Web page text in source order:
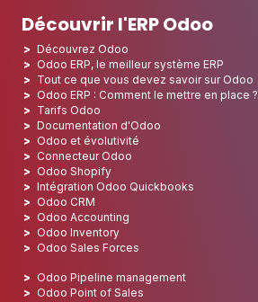
Découvrir l'ERP Odoo
Découvrez Odoo
Odoo ERP, le meilleur système ERP
Tout ce que vous devez savoir sur Odoo
Odoo ERP : Comment le mettre en place ?
Tarifs Odoo
Documentation d'Odoo
Odoo et évolutivité
Connecteur Odoo
Odoo Shopify
Intégration Odoo Quickbooks
Odoo CRM
Odoo Accounting
Odoo Inventory
Odoo Sales Forces
Odoo Pipeline management
Odoo Point of Sales